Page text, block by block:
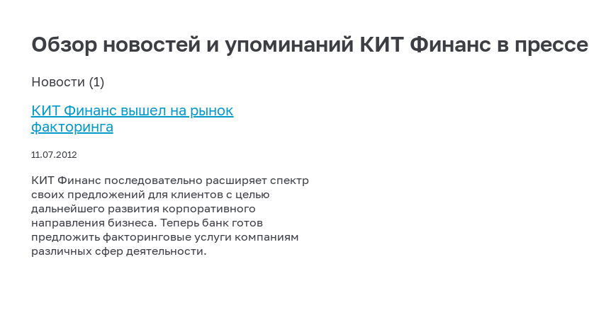
Обзор новостей и упоминаний КИТ Финанс в прессе
Новости (1)
КИТ Финанс вышел на рынок
факторинга
11.07.2012
КИТ Финанс последовательно расширяет спектр
своих предложений для клиентов с целью
дальнейшего развития корпоративного
направления бизнеса. Теперь банк готов
предложить факторинговые услуги компаниям
различных сфер деятельности.